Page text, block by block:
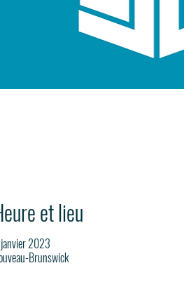
et lieu
2023
Brunswick